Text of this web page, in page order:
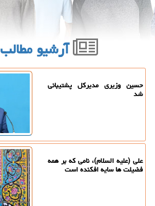
آرشیو مطالب
حسین وزیری مدیرکل پشتیبانی
شد
علی (علیه السلام)، نامی که بر همه
فضیلت ها سایه افکنده است